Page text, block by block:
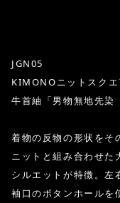
JGN05
KIMONOニットスク
牛首紬「男物無地先染
着物の反物の形状をそ
ニットと組み合わせた
シルエットが特徴。左
袖口のボタンホールを